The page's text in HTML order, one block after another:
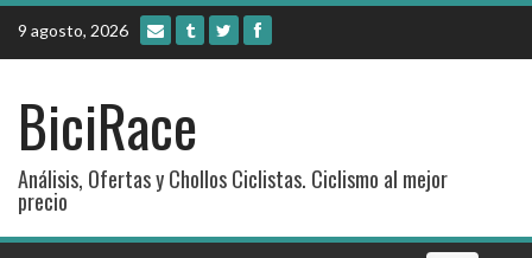
Skip
content
9 agosto, 2026
BiciRace
Análisis, Ofertas y Chollos Ciclistas. Ciclismo al mejor
precio